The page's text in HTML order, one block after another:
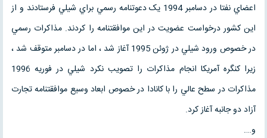
اعضاي نفتا در دسامبر 1994 يک دعوتنامه رسمي براي شيلي فرستادند و از
اين کشور درخواست عضويت در اين موافقتنامه را کردند. مذاکرات رسمي
در خصوص ورود شيلي در ژوئن 1995 آغاز شد ، اما در دسامبر متوقف شد ،
زيرا کنگره آمريکا انجام مذاکرات را تصويب نکرد شيلي در فوريه 1996
مذاکرات در سطح عالي را با کانادا در خصوص ابعاد وسيع موافقتنامه تجارت
آزاد دو جانبه آغاز کرد.
و….